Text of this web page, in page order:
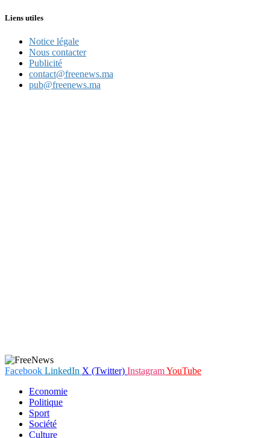
Liens utiles
Notice légale
Nous contacter
Publicité
contact@freenews.ma
pub@freenews.ma
Facebook LinkedIn X (Twitter) InstagramYouTube
Economie
Politique
Sport
Société
Culture